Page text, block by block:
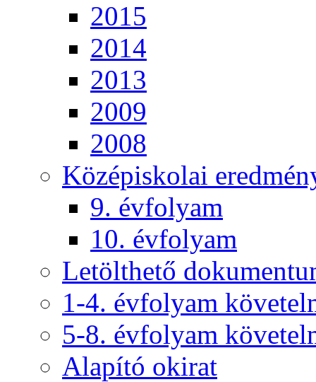
2015
2014
2013
2009
2008
Középiskolai
9. évfolyam
10. évfolyam
Letölthető
1-4. évfolyam
5-8. évfolyam
Alapító okirat